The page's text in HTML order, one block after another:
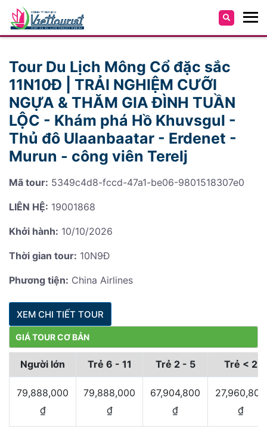
Tour Du Lịch Mông Cổ đặc sắc
11N10Đ | TRẢI NGHIỆM CƯỠI
NGỰA & THĂM GIA ĐÌNH TUẦN
LỘC - Khám phá Hồ Khuvsgul -
Thủ đô Ulaanbaatar - Erdenet -
Murun - công viên Terelj
Mã tour: 5349c4d8-fccd-47a1-be06-9801518307e0
LIÊN HỆ: 19001868
Khởi hành: 10/10/2026
Thời gian tour: 10N9Đ
Phương tiện: China Airlines
XEM CHI TIẾT TOUR
GIÁ TOUR CƠ BẢN
Người lớn Trẻ 6 - 11 Trẻ 2 - 5 Trẻ < 2
79,888,000
₫
79,888,000
₫
67,904,800
₫
27,960,800
₫